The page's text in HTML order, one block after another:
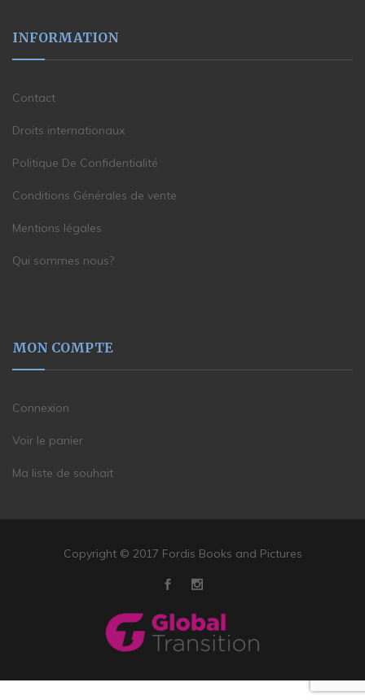
INFORMATION
Contact
Droits internationaux
Politique De Confidentialité
Conditions Générales de vente
Mentions légales
Qui sommes nous?
MON COMPTE
Connexion
Voir le panier
Ma liste de souhait
Copyright © 2017 Fordis Books and Pictures